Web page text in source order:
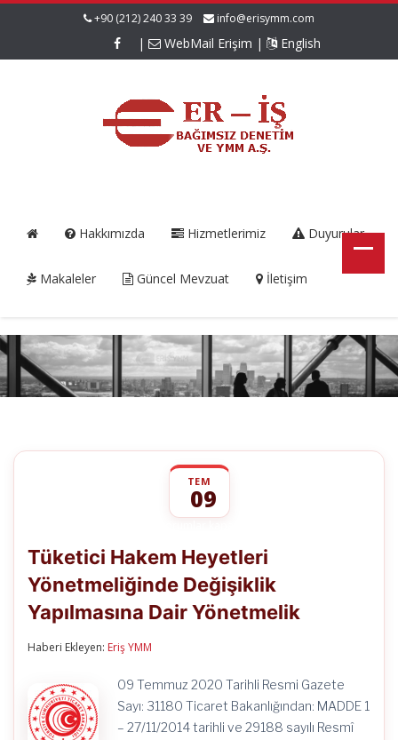
+90 (212) 240 33 39 info@erisymm.com
| WebMail Erişim | English
Hakkımızda Hizmetlerimiz Duyurular
Makaleler Güncel Mevzuat İletişim
TEM
09
Heyetleri
Yönetmeliğinde
Değişiklik
Yapılmasına
Dair
Tüketici Hakem Heyetleri
Yönetmeliğinde Değişiklik
Yapılmasına Dair Yönetmelik
Haberi Ekleyen: Eriş YMM
09 Temmuz 2020 Tarihli Resmi Gazete
Sayı: 31180 Ticaret Bakanlığından: MADDE 1
– 27/11/2014 tarihli ve 29188 sayılı Resmî